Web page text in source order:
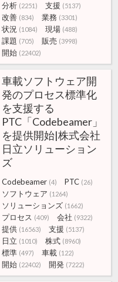
分析 (2251) 支援 (5137)
改善 (834) 業務 (3301)
状況 (1084) 現場 (488)
課題 (705) 販売 (3998)
開始 (22402)
車載ソフトウェア開
発のプロセス標準化
を支援する
PTC「Codebeamer」
を提供開始|株式会社
日立ソリューション
ズ
Codebeamer (4) PTC (26)
ソフトウェア (1264)
ソリューションズ (1662)
プロセス (409) 会社 (9322)
提供 (16563) 支援 (5137)
日立 (1010) 株式 (8960)
標準 (497) 車載 (122)
開始 (22402) 開発 (7222)